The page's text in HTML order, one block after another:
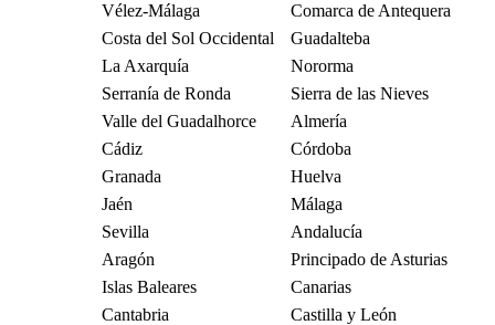
Vélez-Málaga
Comarca de Antequera
Costa del Sol Occidental
Guadalteba
La Axarquía
Nororma
Serranía de Ronda
Sierra de las Nieves
Valle del Guadalhorce
Almería
Cádiz
Córdoba
Granada
Huelva
Jaén
Málaga
Sevilla
Andalucía
Aragón
Principado de Asturias
Islas Baleares
Canarias
Cantabria
Castilla y León